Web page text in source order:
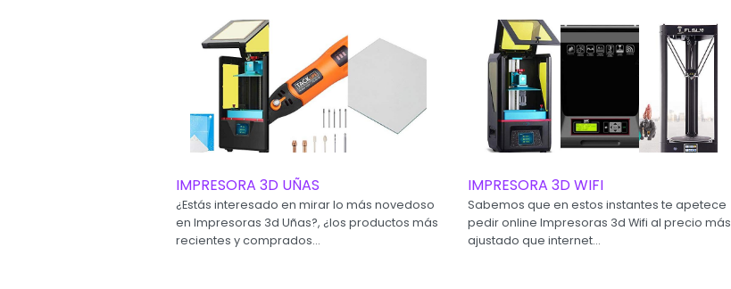
IMPRESORA 3D UÑAS
¿Estás interesado en mirar lo más novedoso
en Impresoras 3d Uñas?, ¿los productos más
recientes y comprados...
IMPRESORA 3D WIFI
Sabemos que en estos instantes te apetece
pedir online Impresoras 3d Wifi al precio más
ajustado que internet...